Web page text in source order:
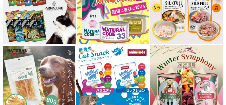
特集 穀物不使用 キャットフード（ドライ）
エアドライ キャットフード
フリーズドライ キャットフード